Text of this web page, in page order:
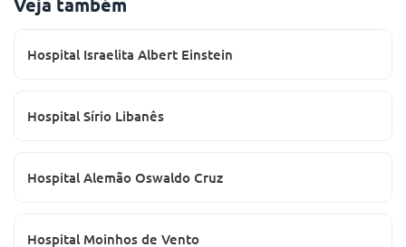
Hospital Israelita Albert Einstein
Hospital Sírio Libanês
Hospital Alemão Oswaldo Cruz
Hospital Moinhos de Vento